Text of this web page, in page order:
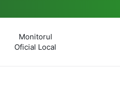
Monitorul
Oficial Local